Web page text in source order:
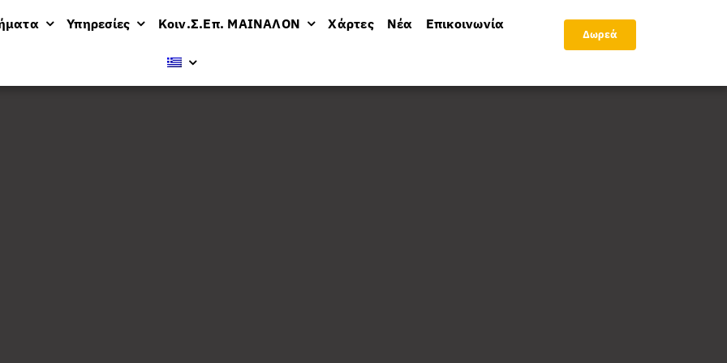
Υπηρεσίες Κοιν.Σ.Επ. ΜΑΙΝΑΛΟΝ Χάρτες Νέα Επικοινωνία
Δωρεά